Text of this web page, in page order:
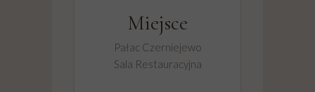
Miejsce
Pałac Czerniejewo
Sala Restauracyjna